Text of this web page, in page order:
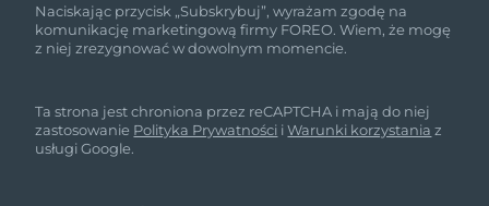
Naciskając przycisk „Subskrybuj”, wyrażam zgodę na
komunikację marketingową firmy FOREO. Wiem, że mogę
z niej zrezygnować w dowolnym momencie.
Ta strona jest chroniona przez reCAPTCHA i mają do niej
zastosowanie Polityka Prywatności iWarunki korzystania z
usługi Google.